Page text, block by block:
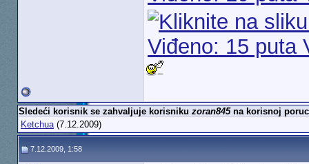
Sledeći korisnik se zahvaljuje korisniku zoran845na korisnoj
Ketchua(7.12.2009)
7.12.2009, 1:58